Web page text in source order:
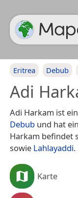
Eritrea Debub
Adi
Adi Harkam ist
Debub und hat
Harkam befindet
sowie Lahlayaddi.
Karte